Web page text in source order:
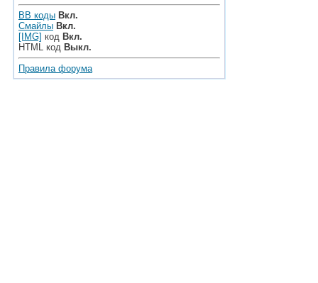
BB коды Вкл.
Смайлы Вкл.
[IMG] код Вкл.
HTML код Выкл.
Правила форума